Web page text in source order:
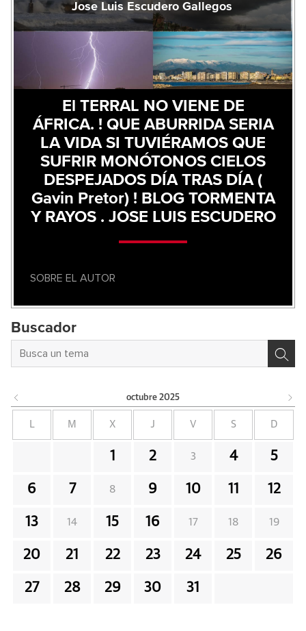
Jose Luis Escudero Gallegos
El TERRAL NO VIENE DE
ÁFRICA. ! QUE ABURRIDA SERIA
LA VIDA SI TUVIÉRAMOS QUE
SUFRIR MONÓTONOS CIELOS
DESPEJADOS DÍA TRAS DÍA (
Gavin Pretor) ! BLOG TORMENTA
Y RAYOS . JOSE LUIS ESCUDERO
SOBRE EL AUTOR
Buscador
octubre 2025
L M X J V S D
1 2 3 4 5
6 7 8 9 10 11 12
13 14 15 16 17 18 19
20 21 22 23 24 25 26
27 28 29 30 31